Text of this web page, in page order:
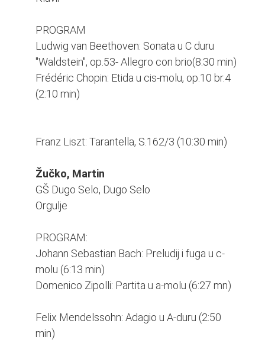
PROGRAM
Ludwig van Beethoven: Sonata u C duru
"Waldstein", op.53- Allegro con brio(8:30 min)
Frédéric Chopin: Etida u cis-molu, op.10 br.4
(2:10 min)
Franz Liszt: Tarantella, S.162/3 (10:30 min)
Žučko, Martin
GŠ Dugo Selo, Dugo Selo
Orgulje
PROGRAM:
Johann Sebastian Bach: Preludij i fuga u c-
molu (6:13 min)
Domenico Zipolli: Partita u a-molu (6:27 mn)
Felix Mendelssohn: Adagio u A-duru (2:50
min)